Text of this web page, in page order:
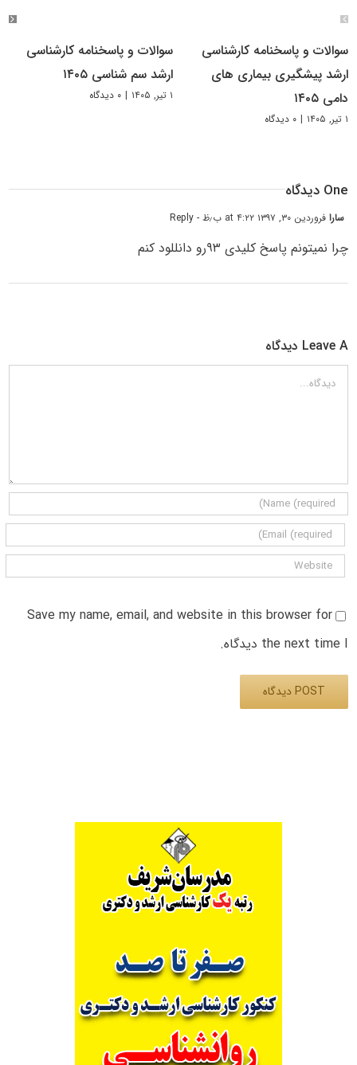
سوالات و پاسخنامه کارشناسی
ارشد پیشگیری بیماری های
دامی ۱۴۰۵
۱ تیر, ۱۴۰۵ | ۰ دیدگاه
سوالات و پاسخنامه کارشناسی
ارشد سم شناسی ۱۴۰۵
۱ تیر, ۱۴۰۵ | ۰ دیدگاه
One دیدگاه
سارافروردین ۳۰, ۱۳۹۷ at ۴:۲۲ ب٫ظ - Reply
چرا نمیتونم پاسخ کلیدی ۹۳رو دانللود کنم
Leave A دیدگاه
دیدگاه
Save my name, email, and website in this browser for
the next time I دیدگاه.